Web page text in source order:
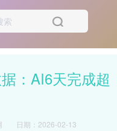
：AI6天完成超
日期：2026-02-13